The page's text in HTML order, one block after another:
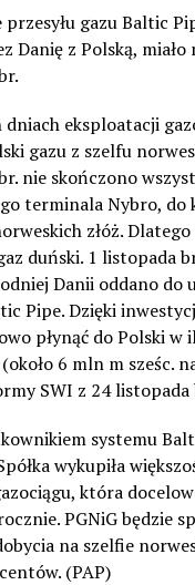
gazu Baltic
Danię z Polską, miało
eksploatacji
gazu z szelfu
nie skończono
terminala Nybro, do
złóż.
duński. 1 listopada
Danii oddano
Pipe. Dzięki
płynąć do Polski w
6 mln m sześc.
SWI z 24 listopada
systemu
wykupiła
która
PGNiG będzie
na szelfie
(PAP)